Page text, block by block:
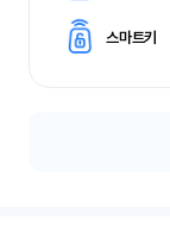
스마트키